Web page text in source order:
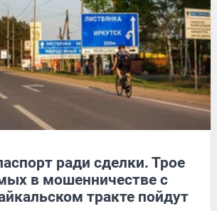
ради сделки. Трое
в мошенничестве с
тракте пойдут